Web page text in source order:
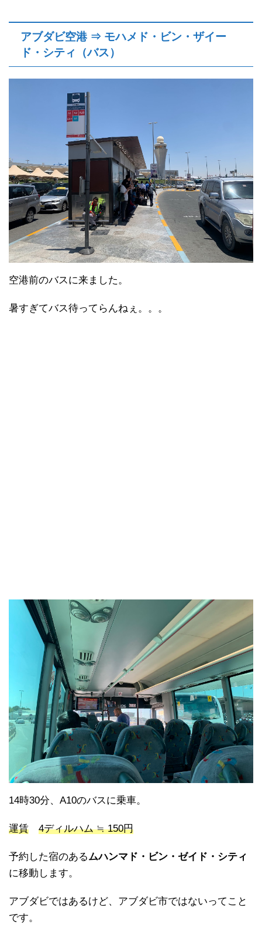
アブダビ空港 ⇒ モハメド・ビン・ザイー
ド・シティ（バス）
空港前のバスに来ました。
暑すぎてバス待ってらんねぇ。。。
14時30分、A10のバスに乗車。
運賃 4ディルハム ≒ 150円
予約した宿のあるムハンマド・ビン・ゼイド・シティ
に移動します。
アブダビではあるけど、アブダビ市ではないってこと
です。